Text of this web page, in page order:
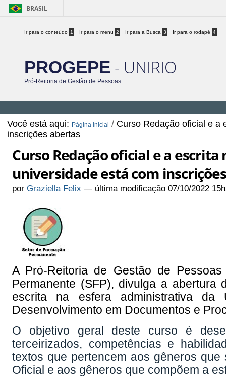
BRASIL
Ir para o conteúdo 1 Ir para o menu 2 Ir para a Busca 3 Ir para o rodapé 4
PROGEPE - UNIRIO
Pró-Reitoria de Gestão de Pessoas
Você está aqui: Página Inicial / Curso Redação oficial e a
inscrições abertas
Curso Redação oficial e a
universidade está com
porGraziella Felix — última modificação 07/10/2022
A Pró-Reitoria de Gestão de
Permanente (SFP), divulga a
escrita na esfera administrativa
Desenvolvimento em Documentos e
O objetivo geral deste curso é
terceirizados, competências e
textos que pertencem aos gêneros
Oficial e aos gêneros que compõem a